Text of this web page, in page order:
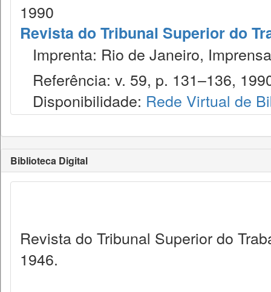
1990
Revista do Tribunal Superior do
Imprenta: Rio de Janeiro,
Referência: v. 59, p. 131–136,
Disponibilidade: Rede Virtual de
Biblioteca Digital
Revista do Tribunal Superior do
1946.